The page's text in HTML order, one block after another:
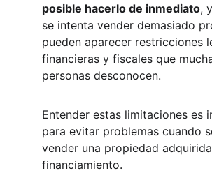
posible hacerlo de inmediato,
se intenta vender demasiado
pueden aparecer restricciones
financieras y fiscales que
personas desconocen.
Entender estas limitaciones es
para evitar problemas cuando
vender una propiedad
financiamiento.